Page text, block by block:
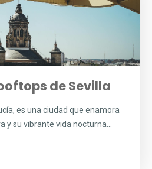
de Sevilla
es una ciudad que enamora
y su vibrante vida nocturna...